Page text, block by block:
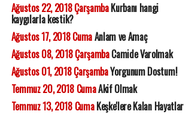
Ağustos 22, 2018 ÇarşambaKurbanı hangi
kaygılarla kestik?
Ağustos 17, 2018 CumaAnlam ve Amaç
Ağustos 08, 2018 ÇarşambaCamide Varolmak
Ağustos 01, 2018 ÇarşambaYorgunum Dostum!
Temmuz 20, 2018 CumaAkif Olmak
Temmuz 13, 2018 CumaKeşke'lere Kalan Hayatlar